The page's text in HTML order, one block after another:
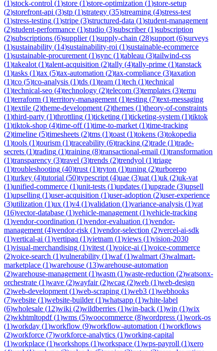
(1)stock-control (1)store (1)store-optimization (1)store-setup
(2)storefront-api (3)stp (1)strategy (35)streaming (4)stress-test
(1)stress-testing (1)stripe (3)structured-data (1)student-management
(2)student-performance (1)studio (3)subscriber(1)subscription
(2)subscriptions (6)supplier(1)supply-chain (28)support (6)surveys
(1)sustainability (14)sustainability-roi (1)sustainable-ecommerce
(1)sustainable-procurement (1)sync (1)tableau (3)tailwind-css
(1)takealot (1)talent-acquisition (2)tally (4)tally-prime (1)tanstack
(1)tasks (1)tax (5)tax-automation (2)tax-compliance (3)taxation
(1)tco (5)tco-analysis (1)tds (1)team (1)tech (1)technical
(1)technical-seo (4)technology (2)telecom (3)templates (3)temu
(1)terraform (1)territory-management (1)testing (7)text-messaging
(1)textile (2)theme-development (2)themes (1)theory-of-constraints
(1)third-party (1)throttling (1)ticketing (1)ticketing-system (1)tiktok
(1)tiktok-shop (4)time-off(1)time-to-market (1)time-tracking
(2)timeline (5)timesheets (2)tms (1)toast (1)tokens (3)tokopedia
(1)tools (1)tourism (1)traceability (6)tracking (2)trade (1)trade-
secrets (1)trading (1)training (8)transactional-email (1)transformation
(1)transparency (3)travel (3)trends (2)trendyol (1)triage
(1)troubleshooting (40)trust (1)tryton (1)tuning (2)turborepo
(1)turkey (4)tutorial (50)typescript (4)uae (3)uat (1)uk (2)uk-vat
(1)unified-commerce (1)unit-tests (1)updates (1)upgrade (3)upsell
(1)upselling (1)user-acquisition (1)user-adoption (2)user-experience
(3)utilization (1)ux (1)v4 (1)validation (1)variance-analysis (1)vat
(16)vector-database (1)vehicle-management (1)vehicle-tracking
(1)vendor-coordination (1)vendor-evaluation (1)vendor-
management (4)vendor-risk (1)vendor-selection (2)vercel-ai-sdk
(1)vertical-ai (1)vertipaq (1)vietnam (1)views (1)vision-2030
(1)visual-merchandising (1)vitest (1)voice-ai (1)voice-commerce
(2)voice-search (1)vulnerability (1)waf(1)walmart (3)walmart-
marketplace (1)warehouse (13)warehouse-automation
(2)warehouse-management (1)wasm (1)waste-reduction (2)watsonx-
orchestrate (1)wave (2)wayfair(2)wcag (2)web (1)web-design
(2)web-development (1)web-scraping (1)web3 (1)webhooks
(7)website (1)website-builder(1)whatsapp (1)white-label
(6)wholesale (12)wiki (2)wildberries (1)win-back (1)wip (1)wix
(2)wkhtmltopdf(1)wms (5)woocommerce (8)wordpress (1)work-os
(1)workday (1)workflow (9)workflow-automation (1)workflows
(2)workforce (7)workforce-analytics (1)working-capital
(1)workplace (1)workshops (1)workspace (1)wps-payroll (1)xero